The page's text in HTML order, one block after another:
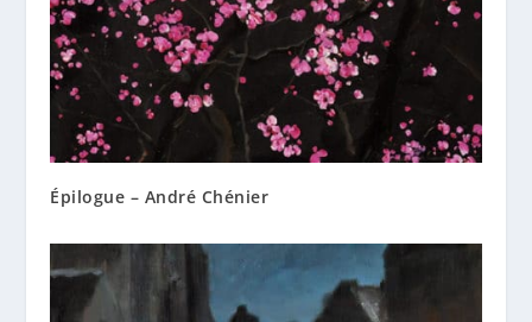
Épilogue – André Chénier